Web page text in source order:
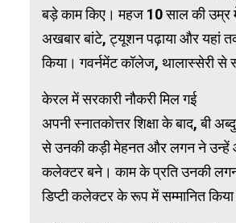
बड़े काम किए। महज 10 साल की उम्र
अखबार बांटे, ट्यूशन पढ़ाया और यहां
किया। गवर्नमेंट कॉलेज, थालास्सेरी से
केरल में सरकारी नौकरी मिल गई
अपनी स्नातकोत्तर शिक्षा के बाद, बी
से उनकी कड़ी मेहनत और लगन ने उन्हें
कलेक्टर बने। काम के प्रति उनकी लगन
डिप्टी कलेक्टर के रूप में सम्मानित किया